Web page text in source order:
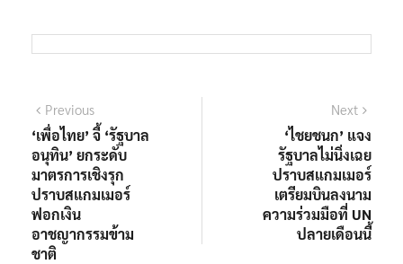
แนะแนว
เรื่อง
PreviousPrevious
post:
‘เพื่อไทย’ จี้ ‘รัฐบาล
อนุทิน’ ยกระดับ
มาตรการเชิงรุก
ปราบสแกมเมอร์
ฟอกเงิน
อาชญากรรมข้าม
ชาติ
Next
‘ไชยชนก’ แจง
รัฐบาลไม่นิ่งเฉย
ปราบสแกมเมอร์
เตรียมบินลงนาม
ความร่วมมือที่ UN
ปลายเดือนนี้